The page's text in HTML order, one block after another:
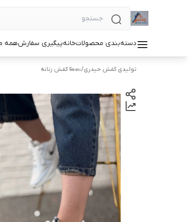
دسته‌بندی محصولاتخانهپیگیری سفارشهمه
تولیدی کفش حیدری/🥿👟 کفش زنانه